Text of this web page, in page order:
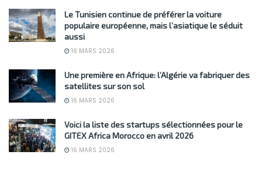
Le Tunisien continue de préférer la voiture
populaire européenne, mais l’asiatique le séduit
aussi
16 MARS 2026
Une première en Afrique: l’Algérie va fabriquer des
satellites sur son sol
16 MARS 2026
Voici la liste des startups sélectionnées pour le
GITEX Africa Morocco en avril 2026
16 MARS 2026